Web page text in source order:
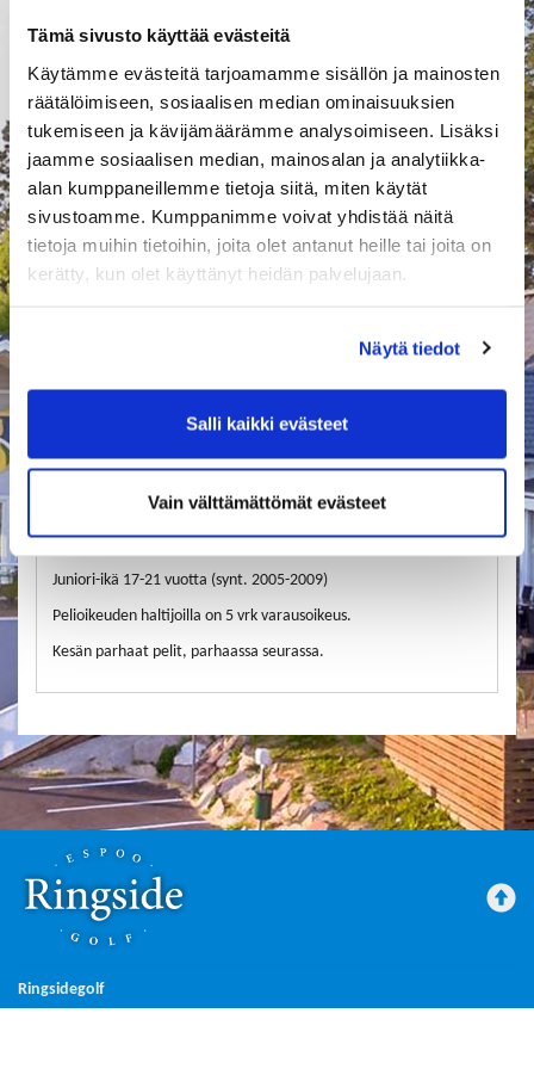
Tämä sivusto käyttää evästeitä
Käytämme evästeitä tarjoamamme sisällön ja mainosten
räätälöimiseen, sosiaalisen median ominaisuuksien
tukemiseen ja kävijämäärämme analysoimiseen. Lisäksi
jaamme sosiaalisen median, mainosalan ja analytiikka-
alan kumppaneillemme tietoja siitä, miten käytät
sivustoamme. Kumppanimme voivat yhdistää näitä
tietoja muihin tietoihin, joita olet antanut heille tai joita on
kerätty, kun olet käyttänyt heidän palvelujaan.
Näytä tiedot
Salli kaikki evästeet
Vain välttämättömät evästeet
Junioripelioikeus 17-21v
sis. alv 13,50 %
Lisää ostoskoriin
Juniori-ikä 17-21 vuotta (synt. 2005-2009)
Pelioikeuden haltijoilla on 5 vrk varausoikeus.
Kesän parhaat pelit, parhaassa seurassa.
Ringsidegolf